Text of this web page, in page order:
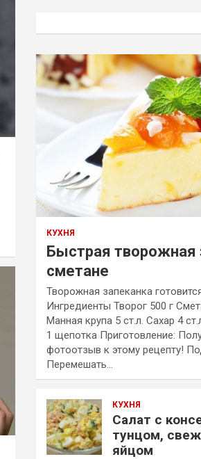
КУХНЯ
Быстрая творожная
сметане
Творожная запеканка
Ингредиенты Творог 500 г
Манная крупа 5 ст.л. Сахар 4
1 щепотка Приготовление:
фотоотзыв к этому рецепту!
Перемешать…
КУХНЯ
Салат с
тунцом,
яйцом